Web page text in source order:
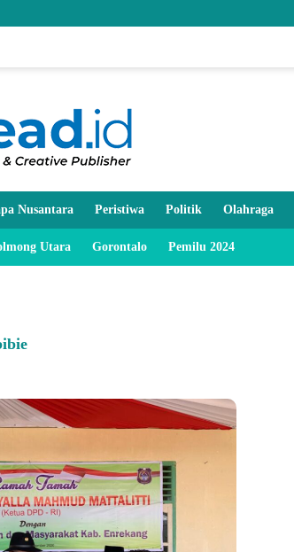
Nusantara Peristiwa Politik Olahraga
Utara Gorontalo Pemilu 2024